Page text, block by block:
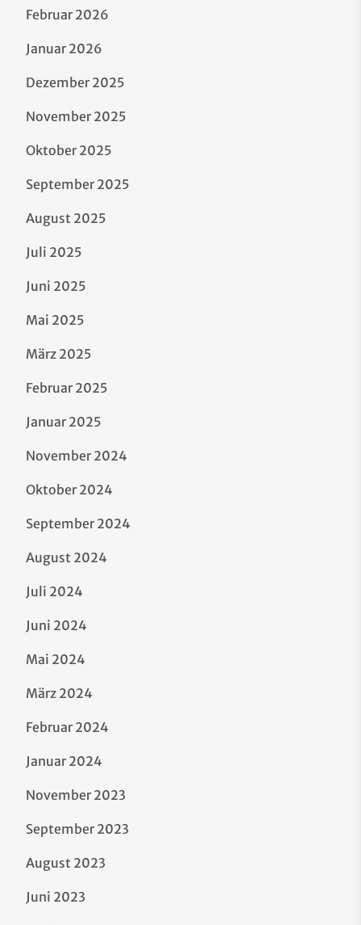
Februar 2026
Januar 2026
Dezember 2025
November 2025
Oktober 2025
September 2025
August 2025
Juli 2025
Juni 2025
Mai 2025
März 2025
Februar 2025
Januar 2025
November 2024
Oktober 2024
September 2024
August 2024
Juli 2024
Juni 2024
Mai 2024
März 2024
Februar 2024
Januar 2024
November 2023
September 2023
August 2023
Juni 2023